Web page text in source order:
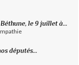
le 9 juillet à...
députés...